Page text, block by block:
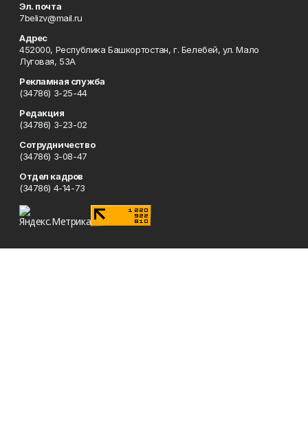
Эл. почта
7belizv@mail.ru
Адрес
452000, Республика Башкортостан, г. Белебей, ул. Мало
Луговая, 53А
Рекламная служба
(34786) 3-25-44
Редакция
(34786) 3-23-02
Сотрудничество
(34786) 3-08-47
Отдел кадров
(34786) 4-14-73